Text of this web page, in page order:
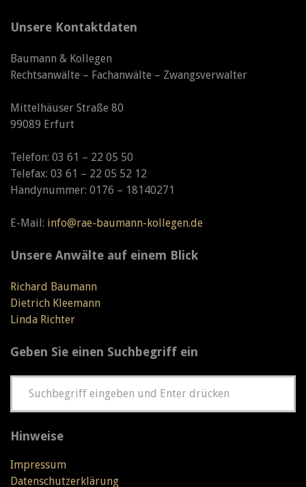
Unsere Kontaktdaten
Baumann & Kollegen
Rechtsanwälte – Fachanwälte – Zwangsverwalter
Mittelhäuser Straße 80
99089 Erfurt
Telefon: 03 61 – 22 05 50
Telefax: 03 61 – 22 05 52 12
Handynummer: 0176 – 18140271
E-Mail: info@rae-baumann-kollegen.de
Unsere Anwälte auf einem Blick
Richard Baumann
Dietrich Kleemann
Linda Richter
Geben Sie einen Suchbegriff ein
Hinweise
Impressum
Datenschutzerklärung